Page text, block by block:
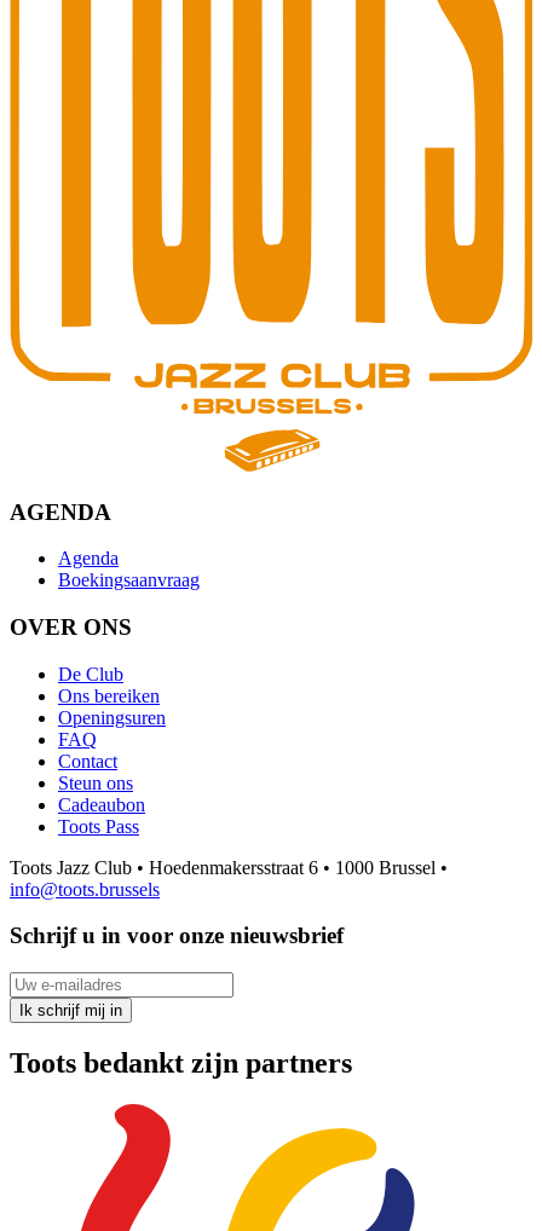
AGENDA
Agenda
Boekingsaanvraag
OVER ONS
De Club
Ons bereiken
Openingsuren
FAQ
Contact
Steun ons
Cadeaubon
Toots Pass
Toots Jazz Club • Hoedenmakersstraat 6 • 1000 Brussel •
info@toots.brussels
Schrijf u in voor onze nieuwsbrief
Uw e-mailadres
Ik schrijf mij in
Toots bedankt zijn partners